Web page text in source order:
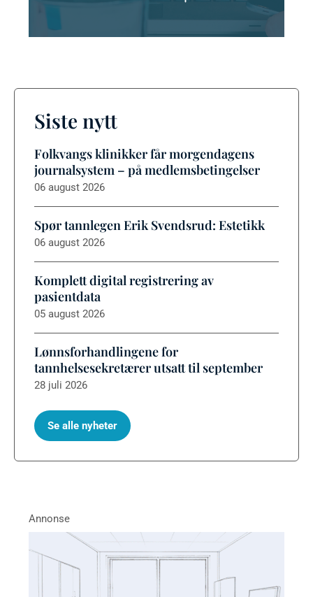
Siste nytt
Folkvangs klinikker får morgendagens
journalsystem – på medlemsbetingelser
06 august 2026
Spør tannlegen Erik Svendsrud: Estetikk
06 august 2026
Komplett digital registrering av
pasientdata
05 august 2026
Lønnsforhandlingene for
tannhelsesekretærer utsatt til september
28 juli 2026
Se alle nyheter